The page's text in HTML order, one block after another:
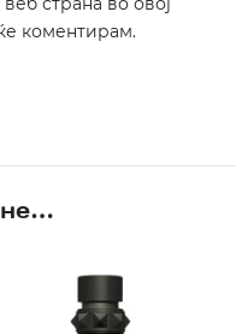
коментирам.